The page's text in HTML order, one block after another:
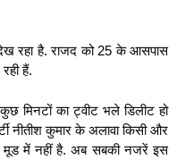
रहा है. राजद को 25 के आसपास
हैं.
मिनटों का ट्वीट भले डिलीट हो
नीतीश कुमार के अलावा किसी और
मूड में नहीं है. अब सबकी नजरें इस